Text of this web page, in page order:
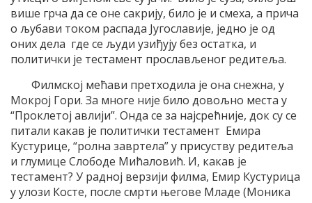
више грча да се оне сакрију, било је и смеха, а прича
о љубави током распада Југославије, једно је од
оних дела где се људи узиђују без остатка, и
политички је тестамент прослављеног редитеља.
Филмској мећави претходила је она снежна, у
Мокрој Гори. За многе није било довољно места у
“Проклетој авлији”. Онда се за најсрећније, док су се
питали какав је политички тестамент Емира
Кустурице, “ролна завртела” у присуству редитеља
и глумице Слободе Мићаловић. И, какав је
тестамент? У радној верзији филма, Емир Кустурица
у улози Косте, после смрти његове Младе (Моника